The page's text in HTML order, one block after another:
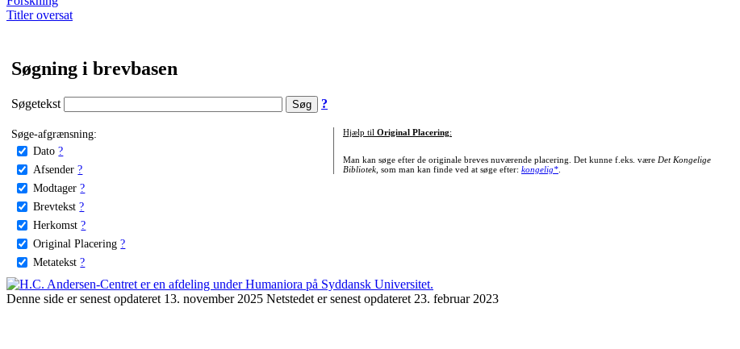
Titler oversat
Søgning i brevbasen
Søgetekst ?
Søge-afgrænsning:
Dato ?
Afsender ?
Modtager ?
Brevtekst ?
Herkomst ?
Original Placering ?
Metatekst ?
Hjælp til Original Placering:
Man kan søge efter de originale breves nuværende placering. Det kunne f.eks. være Det Kongelige
Bibliotek, som man kan finde ved at søge efter: kongelig*.
Denne side er senest opdateret 13. november 2025 Netstedet er senest opdateret 23. februar 2023